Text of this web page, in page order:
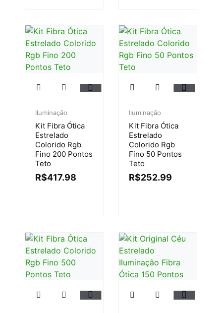
Iluminação
Kit Fibra Ótica
Estrelado
Colorido Rgb
Fino 200 Pontos
Teto
R$417.98
Iluminação
Kit Fibra Ótica
Estrelado
Colorido Rgb
Fino 50 Pontos
Teto
R$252.99